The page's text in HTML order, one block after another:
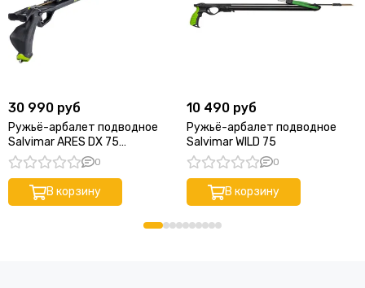
30 990 руб
Ружьё-арбалет подводное
Salvimar ARES DX 75
(Эргономичная рукоять под
правую руку)
0
В корзину
10 490 руб
Ружьё-арбалет подводное
Salvimar WILD 75
0
В корзину